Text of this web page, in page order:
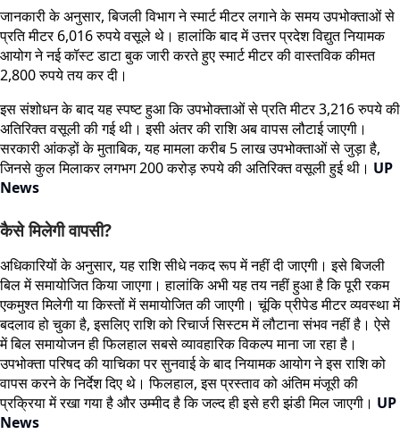
जानकारी के अनुसार, बिजली विभाग ने स्मार्ट मीटर लगाने के समय उपभोक्ताओं से
प्रति मीटर 6,016 रुपये वसूले थे। हालांकि बाद में उत्तर प्रदेश विद्युत नियामक
आयोग ने नई कॉस्ट डाटा बुक जारी करते हुए स्मार्ट मीटर की वास्तविक कीमत
2,800 रुपये तय कर दी।
इस संशोधन के बाद यह स्पष्ट हुआ कि उपभोक्ताओं से प्रति मीटर 3,216 रुपये की
अतिरिक्त वसूली की गई थी। इसी अंतर की राशि अब वापस लौटाई जाएगी।
सरकारी आंकड़ों के मुताबिक, यह मामला करीब 5 लाख उपभोक्ताओं से जुड़ा है,
जिनसे कुल मिलाकर लगभग 200 करोड़ रुपये की अतिरिक्त वसूली हुई थी। UP
News
कैसे मिलेगी वापसी?
अधिकारियों के अनुसार, यह राशि सीधे नकद रूप में नहीं दी जाएगी। इसे बिजली
बिल में समायोजित किया जाएगा। हालांकि अभी यह तय नहीं हुआ है कि पूरी रकम
एकमुश्त मिलेगी या किस्तों में समायोजित की जाएगी। चूंकि प्रीपेड मीटर व्यवस्था में
बदलाव हो चुका है, इसलिए राशि को रिचार्ज सिस्टम में लौटाना संभव नहीं है। ऐसे
में बिल समायोजन ही फिलहाल सबसे व्यावहारिक विकल्प माना जा रहा है।
उपभोक्ता परिषद की याचिका पर सुनवाई के बाद नियामक आयोग ने इस राशि को
वापस करने के निर्देश दिए थे। फिलहाल, इस प्रस्ताव को अंतिम मंजूरी की
प्रक्रिया में रखा गया है और उम्मीद है कि जल्द ही इसे हरी झंडी मिल जाएगी। UP
News